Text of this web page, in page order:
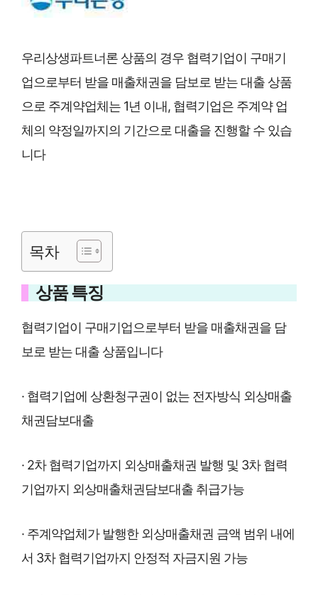
우리상생파트너론 상품의 경우 협력기업이 구매기
업으로부터 받을 매출채권을 담보로 받는 대출 상품
으로 주계약업체는 1년 이내, 협력기업은 주계약 업
체의 약정일까지의 기간으로 대출을 진행할 수 있습
니다
목차
상품 특징
협력기업이 구매기업으로부터 받을 매출채권을 담
보로 받는 대출 상품입니다
· 협력기업에 상환청구권이 없는 전자방식 외상매출
채권담보대출
· 2차 협력기업까지 외상매출채권 발행 및 3차 협력
기업까지 외상매출채권담보대출 취급가능
· 주계약업체가 발행한 외상매출채권 금액 범위 내에
서 3차 협력기업까지 안정적 자금지원 가능